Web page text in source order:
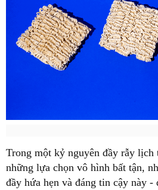
Trong một kỷ nguyên đầy rẫy lịch
những lựa chọn vô hình bất tận,
đầy hứa hẹn và đáng tin cậy này